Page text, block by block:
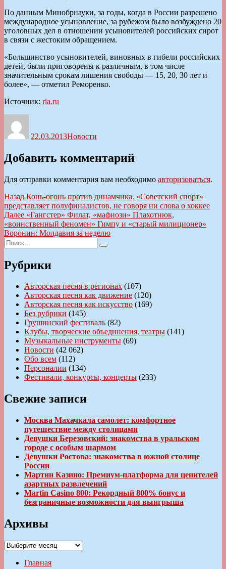
По данным Минобрнауки, за годы, когда в России разрешено
международное усыновление, за рубежом было возбуждено 20
уголовных дел в отношении усыновителей российских сирот
в связи с жестоким обращением.
«Большинство усыновителей, виновных в гибели российских
детей, были приговорены к различным, в том числе
значительным срокам лишения свободы — 15, 20, 30 лет и
более», — отметил Реморенко.
Источник: ria.ru
22.03.2013Новости
Добавить комментарий
Для отправки комментария вам необходимо авторизоваться.
Навигация
по
записям
Назад Предыдущая
запись:
Конь-огонь против динамчика. «Советский спорт»
представляет полуфиналистов, не говоря ни слова о хоккее
Далее Следующая
запись:
«Гангстер» Филат, «мафиози» Плахотнюк,
«воинственный феномен» Гимпу и «старый милиционер»
Воронин: Молдавия за неделю
Искать:
Поиск
Рубрики
Авторская песня в регионах (107)
Авторская песня как движение (120)
Авторская песня как искусство (169)
Без рубрики (145)
Грушинский фестиваль (82)
Клубы, творческие объединения, театры (141)
Музыкальные инструменты (69)
Новости (42 062)
Обо всем (112)
Персоналии (134)
Фестивали, конкурсы, концерты (233)
Свежие записи
Москва Махачкала самолет: комфортное
путешествие между столицами
Девушки Березовский: знакомства в уральском
городе с особым шармом
Девушки Ростова: знакомства в южной столице
России
Мартин Казино: Премиум-платформа для ценителей
азартных развлечений
Martin Casino 800: Рекордный 800% бонус и
безграничные возможности для выигрыша
Архивы
Архивы
Главная